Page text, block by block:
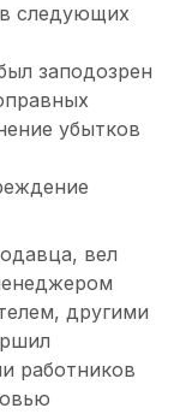
следующих
заподозрен
убытков
вел
другими
работников